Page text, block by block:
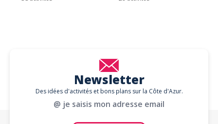
Newsletter
Des idées d'activités et bons plans sur la Côte d'Azur.
@ je saisis mon adresse email